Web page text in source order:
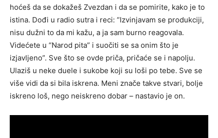
hoćeš da se dokažeš Zvezdan i da se pomirite, kako je to
istina. Dođi u radio sutra i reci: “Izvinjavam se produkciji,
nisu dužni to da mi kažu, a ja sam burno reagovala.
Videćete u “Narod pita” i suočiti se sa onim što je
izjavljeno”. Sve što se ovde priča, pričaće se i napolju.
Ulaziš u neke duele i sukobe koji su loši po tebe. Sve se
više vidi da si bila iskrena. Meni znače takve stvari, bolje
iskreno loš, nego neiskreno dobar – nastavio je on.